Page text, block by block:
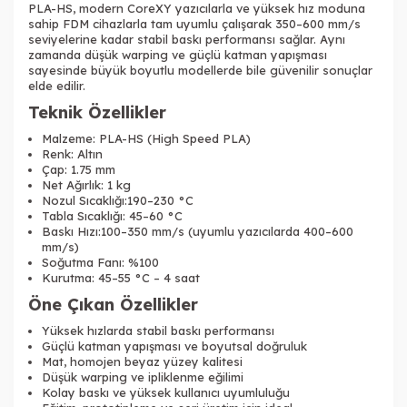
Tükendi
Tükendi
PLA-HS, modern CoreXY yazıcılarla ve yüksek hız moduna
sahip FDM cihazlarla tam uyumlu çalışarak 350–600 mm/s
seviyelerine kadar stabil baskı performansı sağlar. Aynı
zamanda düşük warping ve güçlü katman yapışması
sayesinde büyük boyutlu modellerde bile güvenilir sonuçlar
elde edilir.
Teknik Özellikler
Malzeme: PLA-HS (High Speed PLA)
Renk: Altın
Çap: 1.75 mm
Net Ağırlık: 1 kg
Nozul Sıcaklığı:190–230 °C
Tabla Sıcaklığı: 45–60 °C
Baskı Hızı:100–350 mm/s (uyumlu yazıcılarda 400–600
mm/s)
Soğutma Fanı: %100
Kurutma: 45–55 °C – 4 saat
Öne Çıkan Özellikler
Yüksek hızlarda stabil baskı performansı
Güçlü katman yapışması ve boyutsal doğruluk
Mat, homojen beyaz yüzey kalitesi
Düşük warping ve ipliklenme eğilimi
Kolay baskı ve yüksek kullanıcı uyumluluğu